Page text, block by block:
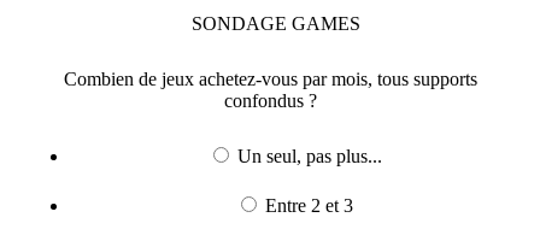
SONDAGE GAMES
Combien de jeux achetez-vous par mois, tous supports
confondus ?
Un seul, pas plus...
Entre 2 et 3